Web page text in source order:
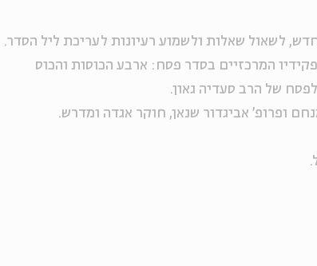
לשאול שאלות ולשמוע רעיונות לעריכת ליל הסדר.
המרכזיים בסדר פסח: ארבע הכוסות והכוס
של הרב סעדיה גאון.
ופרופ' אביגדור שנאן, חוקר אגדה ומדרש.